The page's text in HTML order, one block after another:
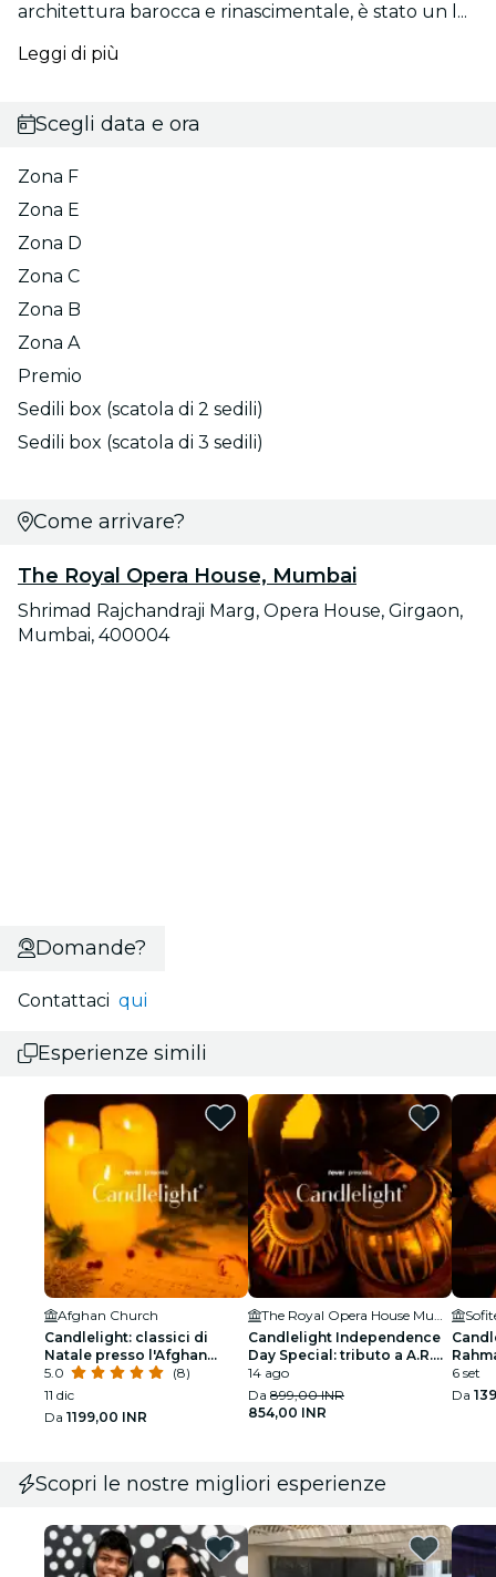
architettura barocca e rinascimentale, è stato un l...
Leggi di più
Scegli data e ora
Zona F
Zona E
Zona D
Zona C
Zona B
Zona A
Premio
Sedili box (scatola di 2 sedili)
Sedili box (scatola di 3 sedili)
Come arrivare?
The Royal Opera House, Mumbai
Shrimad Rajchandraji Marg, Opera House, Girgaon,
Mumbai, 400004
Domande?
Contattaci qui
Esperienze simili
Afghan Church
Candlelight: classici di
Natale presso l'Afghan
Church
5.0
(8)
11 dic
Da 1199,00 INR
Candlelight Independence
Day Special: tributo a A.R.
Rahman al Royal Opera
House
14 ago
Da 899,00 INR
854,00 INR
BKC
6 set
Da
Scopri le nostre migliori esperienze